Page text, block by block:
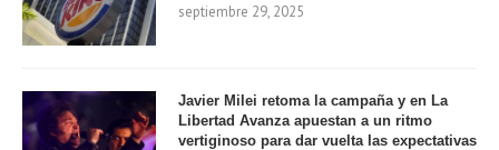
septiembre 29, 2025
Javier Milei retoma la campaña y en La
Libertad Avanza apuestan a un ritmo
vertiginoso para dar vuelta las expectativas